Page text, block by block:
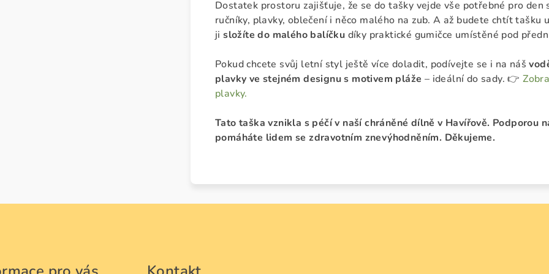
Dostatek prostoru zajišťuje, že se do tašky vejde vše potřebné pro den
ručníky, plavky, oblečení i něco malého na zub. A až budete chtít tašku
jisložíte do malého balíčku díky praktické gumičce umístěné pod
Pokud chcete svůj letní styl ještě více doladit, podívejte se i na náš
plavky ve stejném designu s motivem pláže – ideální do sady. 👉
plavky.
Tato taška vznikla s péčí v naší chráněné dílně v Havířově. Podporou
pomáháte lidem se zdravotním znevýhodněním. Děkujeme.